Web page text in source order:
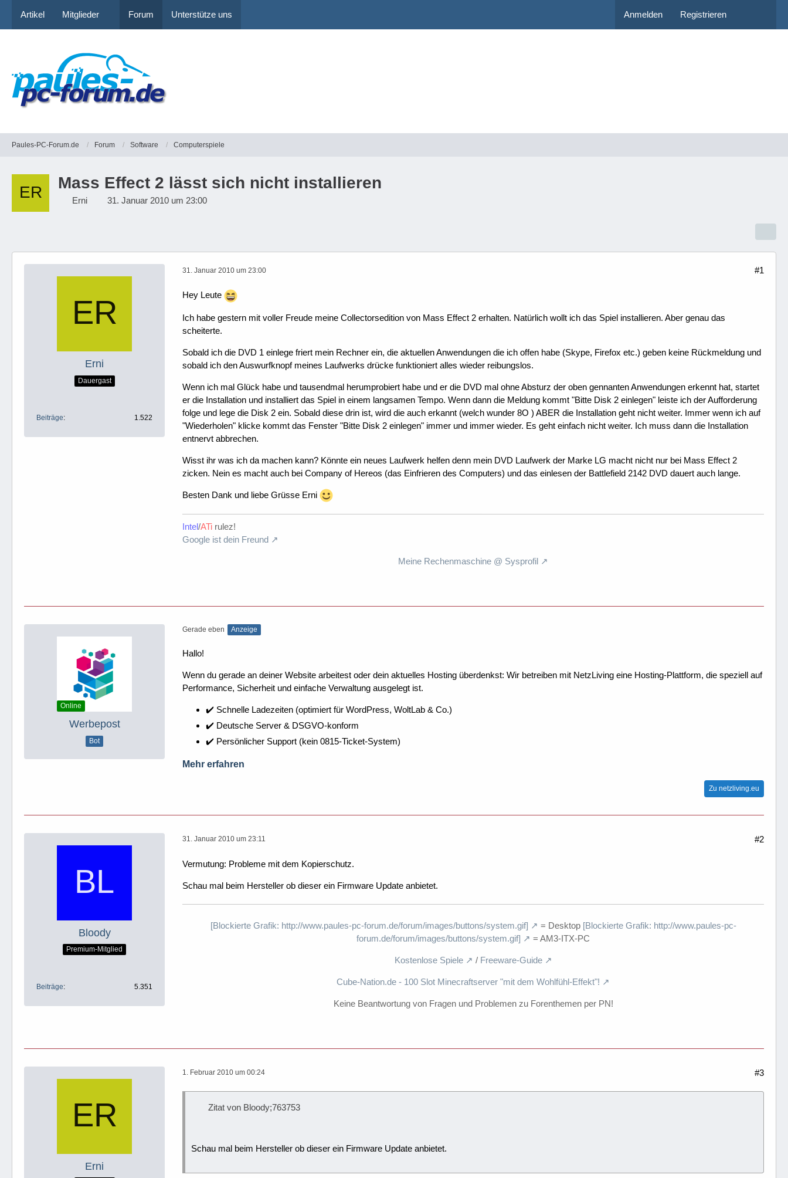
Artikel Mitglieder Forum Unterstütze uns Anmelden Registrieren
Paules-PC-Forum.de Forum Software Computerspiele
Mass Effect 2 lässt sich nicht installieren
Erni 31. Januar 2010 um 23:00
Erni
Dauergast
Beiträge 1.522
31. Januar 2010 um 23:00 #1
Hey Leute
Ich habe gestern mit voller Freude meine Collectorsedition von Mass Effect 2 erhalten. Natürlich wollt ich das Spiel installieren. Aber genau das
scheiterte.
Sobald ich die DVD 1 einlege friert mein Rechner ein, die aktuellen Anwendungen die ich offen habe (Skype, Firefox etc.) geben keine Rückmeldung und
sobald ich den Auswurfknopf meines Laufwerks drücke funktioniert alles wieder reibungslos.
Wenn ich mal Glück habe und tausendmal herumprobiert habe und er die DVD mal ohne Absturz der oben gennanten Anwendungen erkennt hat, startet
er die Installation und installiert das Spiel in einem langsamen Tempo. Wenn dann die Meldung kommt "Bitte Disk 2 einlegen" leiste ich der Aufforderung
folge und lege die Disk 2 ein. Sobald diese drin ist, wird die auch erkannt (welch wunder 8O ) ABER die Installation geht nicht weiter. Immer wenn ich auf
"Wiederholen" klicke kommt das Fenster "Bitte Disk 2 einlegen" immer und immer wieder. Es geht einfach nicht weiter. Ich muss dann die Installation
entnervt abbrechen.
Wisst ihr was ich da machen kann? Könnte ein neues Laufwerk helfen denn mein DVD Laufwerk der Marke LG macht nicht nur bei Mass Effect 2
zicken. Nein es macht auch bei Company of Hereos (das Einfrieren des Computers) und das einlesen der Battlefield 2142 DVD dauert auch lange.
Besten Dank und liebe Grüsse Erni
Intel/ATi rulez!
Google ist dein Freund
Meine Rechenmaschine @ Sysprofil
Online
Werbepost
Bot
Gerade eben Anzeige
Hallo!
Wenn du gerade an deiner Website arbeitest oder dein aktuelles Hosting überdenkst: Wir betreiben mit NetzLiving eine Hosting-Plattform, die speziell auf
Performance, Sicherheit und einfache Verwaltung ausgelegt ist.
✔️ Schnelle Ladezeiten (optimiert für WordPress, WoltLab & Co.)
✔️ Deutsche Server & DSGVO-konform
✔️ Persönlicher Support (kein 0815-Ticket-System)
Mehr erfahren
Zu netzliving.eu
Bloody
Premium-Mitglied
Beiträge 5.351
31. Januar 2010 um 23:11 #2
Vermutung: Probleme mit dem Kopierschutz.
Schau mal beim Hersteller ob dieser ein Firmware Update anbietet.
[Blockierte Grafik: http://www.paules-pc-forum.de/forum/images/buttons/system.gif] = Desktop [Blockierte Grafik: http://www.paules-pc-
forum.de/forum/images/buttons/system.gif]
= AM3-ITX-PC
Kostenlose Spiele / Freeware-Guide
Cube-Nation.de - 100 Slot Minecraftserver "mit dem Wohlfühl-Effekt"!
Keine Beantwortung von Fragen und Problemen zu Forenthemen per PN!
Erni
1. Februar 2010 um 00:24 #3
Zitat von Bloody;763753
Schau mal beim Hersteller ob dieser ein Firmware Update anbietet.